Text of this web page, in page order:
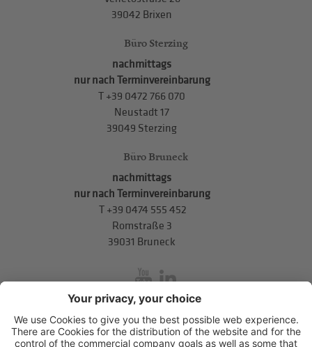
39042 Brixen
Büro Sterzing
nachmittags
nur nach Terminvereinbarung
T +39 0472 766 070
Neustadt 17
39049 Sterzing
Büro Bruneck
nachmittags
nur nach Terminvereinbarung
T +39 0474 555 452
Romstraße 3
39031 Bruneck
inService
Mitterweg 5, Bozner Boden,I-39100Bozen.T+39 0471 310
311.info@hds-bz.it